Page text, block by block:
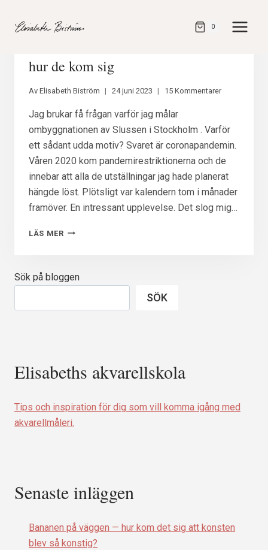
direkt
0
hur de kom sig
Av Elisabeth Biström 24 juni 2023 15 Kommentarer
Jag brukar få frågan varför jag målar
ombyggnationen av Slussen i Stockholm . Varför
ett sådant udda motiv? Svaret är coronapandemin.
Våren 2020 kom pandemirestriktionerna och de
innebar att alla de utställningar jag hade planerat
hängde löst. Plötsligt var kalendern tom i månader
framöver. En intressant upplevelse. Det slog mig…
LÄS MERALLA
HUR
Sök på bloggen
SÖK
Elisabeths akvarellskola
Tips och inspiration för dig som vill komma igång med
akvarellmåleri.
Senaste inläggen
Bananen på väggen — hur kom det sig att konsten
blev så konstig?